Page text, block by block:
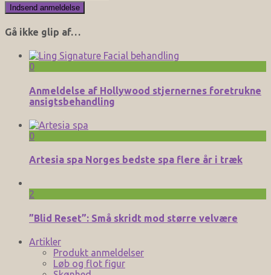
Gå ikke glip af…
0
Anmeldelse af Hollywood stjernernes foretrukne
ansigtsbehandling
0
Artesia spa Norges bedste spa flere år i træk
2
”Blid Reset”: Små skridt mod større velvære
Artikler
Produkt anmeldelser
Løb og flot figur